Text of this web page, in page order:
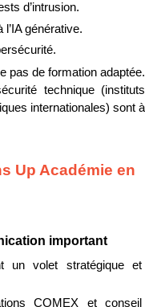
d’intrusion.
générative.
pas de formation adaptée.
technique (instituts
internationales) sont à
Up Académie en
important
un volet stratégique et
COMEX et conseil